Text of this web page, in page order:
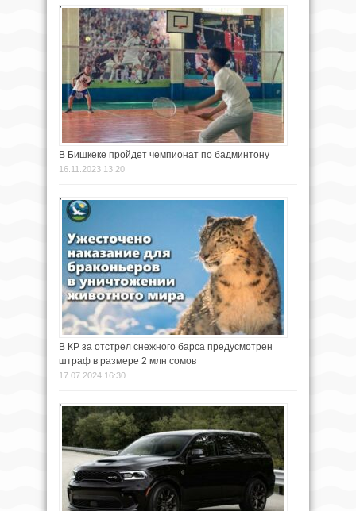
В Бишкеке пройдет чемпионат по бадминтону
16.11.2023 13:20
В КР за отстрел снежного барса предусмотрен
штраф в размере 2 млн сомов
17.07.2024 16:30